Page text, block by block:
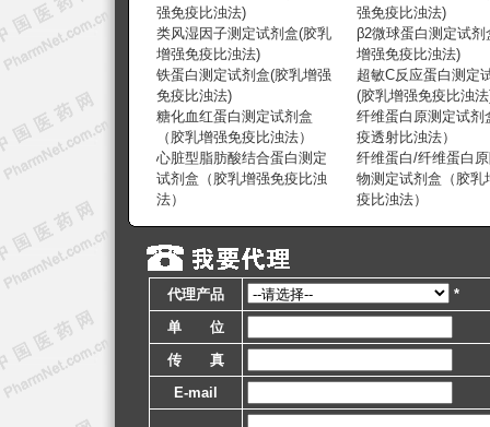
强免疫比浊法)
强免疫比浊法)
类风湿因子测定试剂盒(胶乳
增强免疫比浊法)
β2微球蛋白测定试剂
增强免疫比浊法)
铁蛋白测定试剂盒(胶乳增强
免疫比浊法)
超敏C反应蛋白测定
(胶乳增强免疫比浊
糖化血红蛋白测定试剂盒
（胶乳增强免疫比浊法）
纤维蛋白原测定试剂
疫透射比浊法）
心脏型脂肪酸结合蛋白测定
试剂盒（胶乳增强免疫比浊
法）
纤维蛋白/纤维蛋白
物测定试剂盒（胶乳
疫比浊法）
代理产品
*
单 位
传 真
E-mail